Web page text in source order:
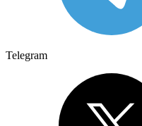
Telegram